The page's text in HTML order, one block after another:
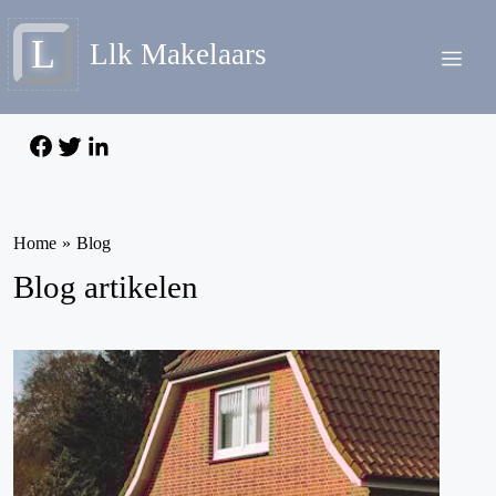
L Llk Makelaars
Home » Blog
Blog artikelen